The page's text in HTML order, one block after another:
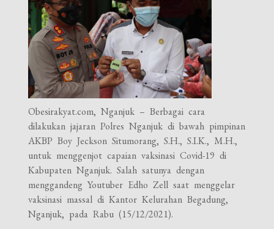
Obesirakyat.com, Nganjuk – Berbagai cara
dilakukan jajaran Polres Nganjuk di bawah pimpinan
AKBP Boy Jeckson Situmorang, S.H., S.I.K., M.H.,
untuk menggenjot capaian vaksinasi Covid-19 di
Kabupaten Nganjuk. Salah satunya dengan
menggandeng Youtuber Edho Zell saat menggelar
vaksinasi massal di Kantor Kelurahan Begadung,
Nganjuk, pada Rabu (15/12/2021).